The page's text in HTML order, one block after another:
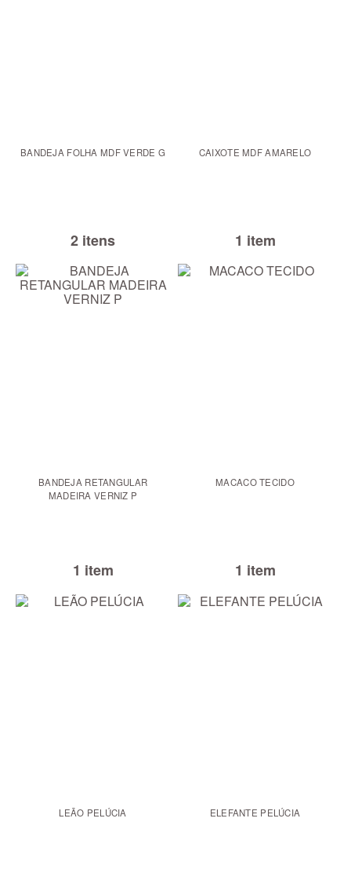
BANDEJA FOLHA MDF VERDE G
2 itens
CAIXOTE MDF AMARELO
1 item
BANDEJA RETANGULAR
MADEIRA VERNIZ P
1 item
MACACO TECIDO
1 item
LEÃO PELÚCIA ELEFANTE PELÚCIA